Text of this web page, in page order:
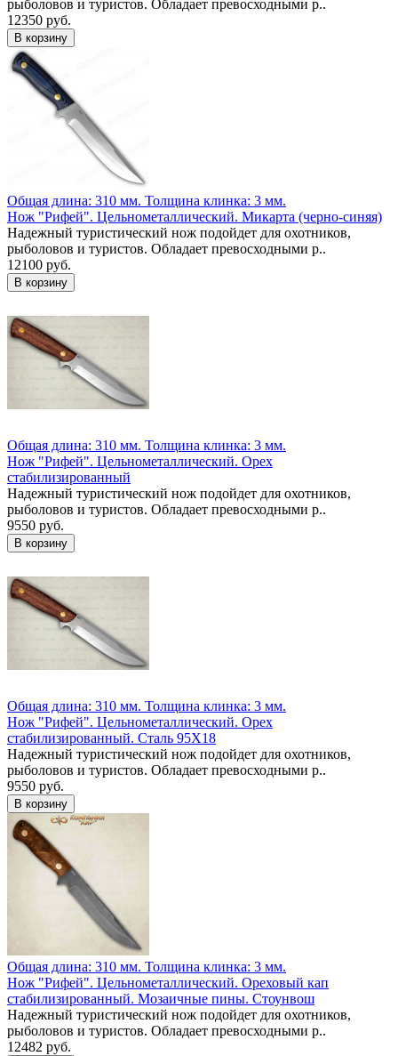
рыболовов и туристов. Обладает превосходными р..
12350 руб.
Общая длина: 310 мм. Толщина клинка: 3 мм.
Нож "Рифей". Цельнометаллический. Микарта (черно-синяя)
Надежный туристический нож подойдет для охотников,
рыболовов и туристов. Обладает превосходными р..
12100 руб.
Общая длина: 310 мм. Толщина клинка: 3 мм.
Нож "Рифей". Цельнометаллический. Орех
стабилизированный
Надежный туристический нож подойдет для охотников,
рыболовов и туристов. Обладает превосходными р..
9550 руб.
Общая длина: 310 мм. Толщина клинка: 3 мм.
Нож "Рифей". Цельнометаллический. Орех
стабилизированный. Сталь 95Х18
Надежный туристический нож подойдет для охотников,
рыболовов и туристов. Обладает превосходными р..
9550 руб.
Общая длина: 310 мм. Толщина клинка: 3 мм.
Нож "Рифей". Цельнометаллический. Ореховый кап
стабилизированный. Мозаичные пины. Стоунвош
Надежный туристический нож подойдет для охотников,
рыболовов и туристов. Обладает превосходными р..
12482 руб.